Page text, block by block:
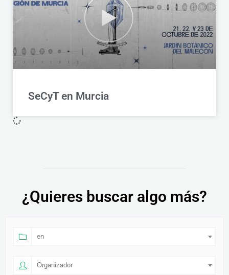
SeCyT en Murcia
¿Quieres buscar algo más?
en
Organizador